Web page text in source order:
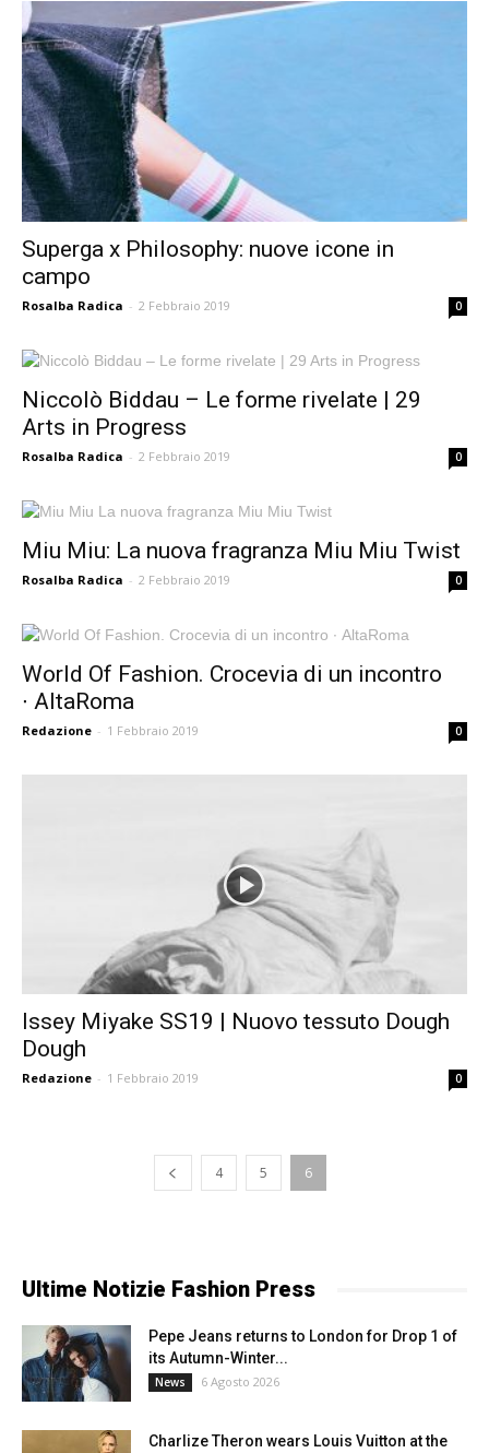
Superga x Philosophy: nuove icone in
campo
Rosalba Radica - 2 Febbraio 2019 0
Niccolò Biddau – Le forme rivelate | 29
Arts in Progress
Rosalba Radica - 2 Febbraio 2019 0
Miu Miu: La nuova fragranza Miu Miu Twist
Rosalba Radica - 2 Febbraio 2019 0
World Of Fashion. Crocevia di un incontro
∙ AltaRoma
Redazione - 1 Febbraio 2019 0
Issey Miyake SS19 | Nuovo tessuto Dough
Dough
Redazione - 1 Febbraio 2019 0
4 5 6
Ultime Notizie Fashion Press
Pepe Jeans returns to London for Drop 1 of
its Autumn-Winter...
News 6 Agosto 2026
Charlize Theron wears Louis Vuitton at the